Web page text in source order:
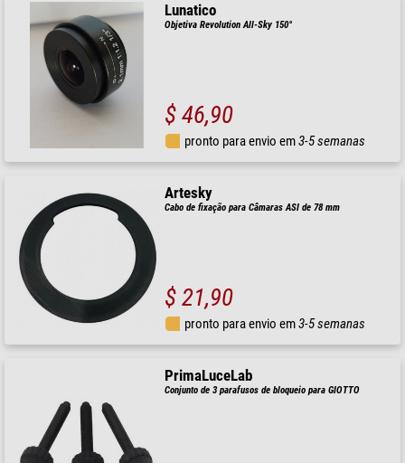
Lunatico
Objetiva Revolution All-Sky 150°
$ 46,90
pronto para envio em3-5 semanas
Artesky
Cabo de fixação para Câmaras ASI de 78 mm
$ 21,90
pronto para envio em3-5 semanas
PrimaLuceLab
Conjunto de 3 parafusos de bloqueio para GIOTTO